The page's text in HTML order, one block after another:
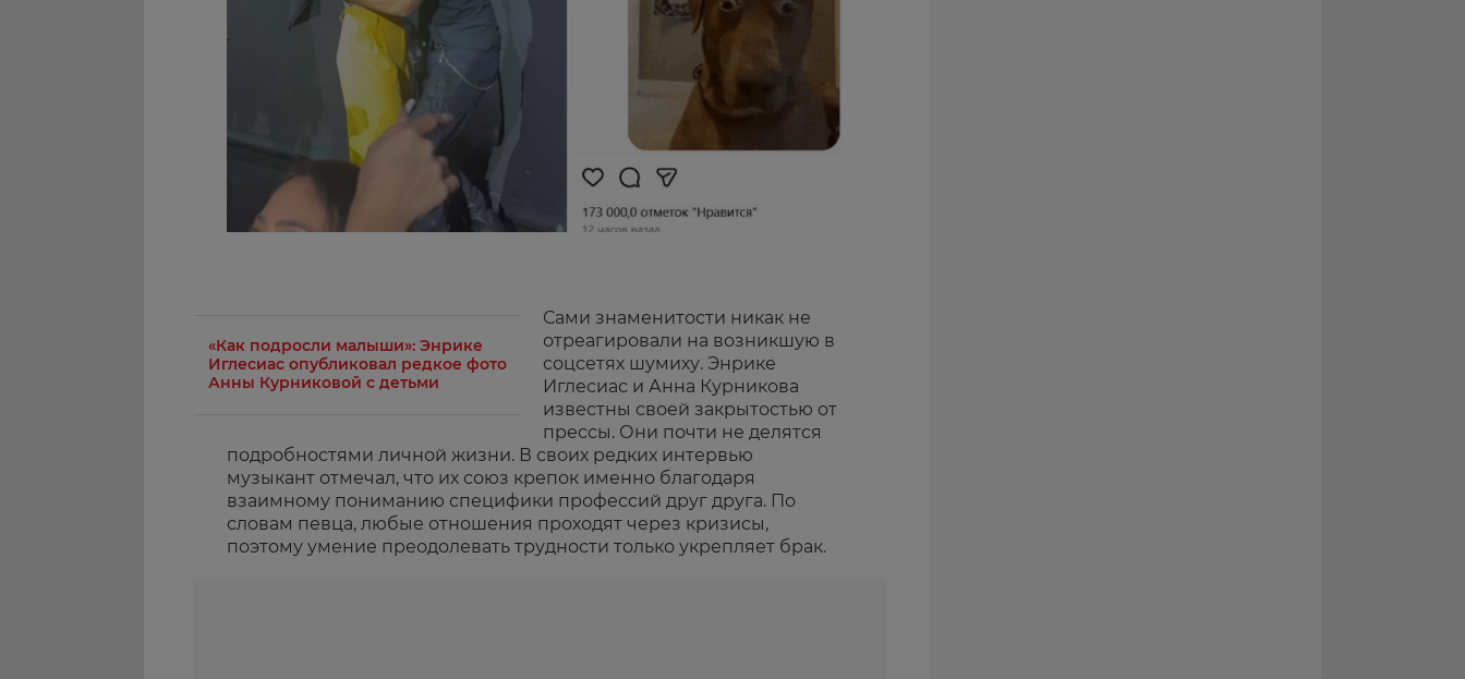
«Как подросли малыши»: Энрике
Иглесиас опубликовал редкое фото
Анны Курниковой с детьми
Сами знаменитости никак не
отреагировали на возникшую в
соцсетях шумиху. Энрике
Иглесиас и Анна Курникова
известны своей закрытостью от
прессы. Они почти не делятся
подробностями личной жизни. В своих редких интервью
музыкант отмечал, что их союз крепок именно благодаря
взаимному пониманию специфики профессий друг друга. По
словам певца, любые отношения проходят через кризисы,
поэтому умение преодолевать трудности только укрепляет брак.